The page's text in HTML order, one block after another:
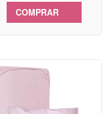
COMPRAR